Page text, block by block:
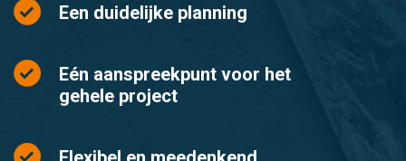
Een duidelijke planning
Eén aanspreekpunt voor het
gehele project